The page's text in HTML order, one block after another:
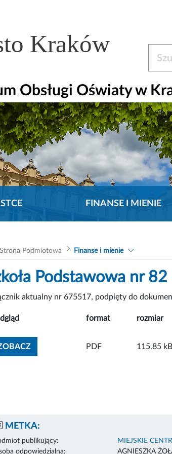
Kraków
Obsługi Oświaty w
FINANSE I MIENIE
Strona Podmiotowa Finanse i mienie
Podstawowa nr
aktualny nr 675517, podpięty do
format rozmiar
ZOBACZ ZAŁĄCZNIK
PDF 115.85 kB
METKA:
publikujący:
MIEJSKIE
odpowiedzialna:
AGNIESZKA